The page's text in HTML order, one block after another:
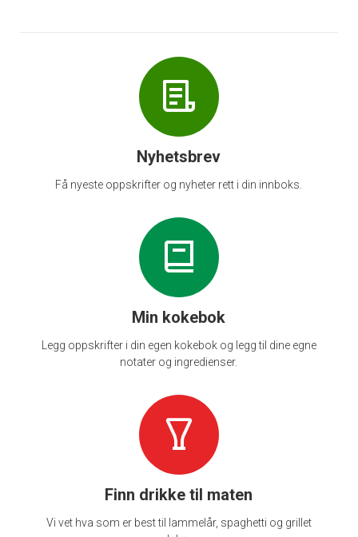
Nyhetsbrev
Få nyeste oppskrifter og nyheter rett i din innboks.
Min kokebok
Legg oppskrifter i din egen kokebok og legg til dine egne
notater og ingredienser.
Finn drikke til maten
Vi vet hva som er best til lammelår, spaghetti og grillet